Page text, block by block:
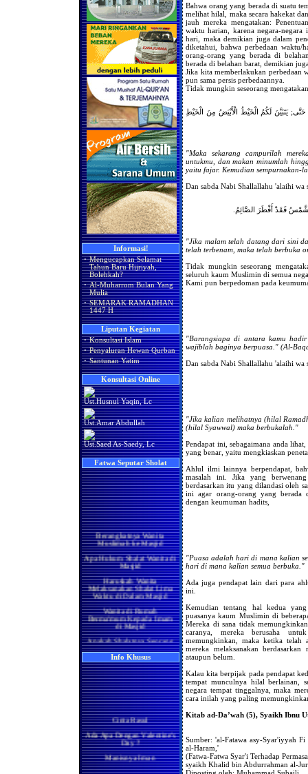
Informasi!
· Mengucapkan Selamat
Tahun Baru Hijriyah,
Bolehkah?
· Al-Muharrom Bulan Yang
Mulia
· SEMARAK RAMADHAN
1447 H
Liputan Kegiatan
· Konsultasi Islam
· Penyaluran Hewan Qurban
· Santunan Yatim
Konsultasi Online
Ust.Husnul Yaqin, Lc
Ust.Amar Abdullah
Ust.Saed As-Saedy, Lc
Fatwa Seputar Sholat
Berangkatnya Wanita
Muslimah ke Masjid
Apa Hukum Shalat Wanita di
Masjid
Haruskah Wanita
Melaksanakan Shalat Lima
Waktu di Dalam Masjid
Wanita di Rumah
Berma'mum Kepada Imam
di Masjid
Apakah Shalatnya Seorang
Wanita di rumah Lebih
Utama Ataukah di Masjidil
Haram
Manakah yang Lebih Utama
Bagi Wanita Pada Bulan
Ramadhan, Melaksanakan
Shalat di Masjidil Haram
atau di Rumah
Shalatnya Kaum Wanita
yang Sedang Umrah di
Bulan Ramadhan
Apakah Shalat Seseorang di
Masjidil Haram Bisa Batal
Ketika Ia Ikut Berjama'ah
Dengan Imam atau Shalat
Info Khusus
Cinta Rasul
Ada Apa Dengan Valentine's
Day ?
Manisnya Iman
Hukum Merayakan Hari
Bahwa orang yang berada di suatu
melihat hilal, maka secara hakekat
jauh mereka mengatakan:
waktu harian, karena negara-
hari, maka demikian juga dalam
diketahui, bahwa perbedaan
orang-orang yang berada di
berada di belahan barat, demikian
Jika kita memberlakukan perbedaan
pun sama persis perbedaannya.
Tidak mungkin seseorang
حَتَّى; يَتَبَيَّنَ لَكُمُ الْخَيْطُ الْأَبْيَضُ مِنَ الْخَيْطِ
"Maka sekarang campurilah
untukmu, dan makan minumlah
yaitu fajar. Kemudian sempurnakan-
Dan sabda Nabi Shallallahu 'alaihi wa
فَقَدْ أَفْطَرَ الصَّائِمُ.
"Jika malam telah datang dari sini
telah terbenam, maka telah berbuka
Tidak mungkin seseorang
seluruh kaum Muslimin di semua
Kami pun berpedoman pada
"Barangsiapa di antara kamu
wajiblah baginya berpuasa." (Al-
Dan sabda Nabi Shallallahu 'alaihi wa
"Jika kalian melihatnya (hilal
(hilal Syawwal) maka berbukalah."
Pendapat ini, sebagaimana anda
yang benar, yaitu mengkiaskan
Ahlul ilmi lainnya berpendapat,
masalah ini. Jika yang
berdasarkan itu yang dilandasi oleh
ini agar orang-orang yang berada
dengan keumuman hadits,
"Puasa adalah hari di mana kalian
hari di mana kalian semua berbuka."
Ada juga pendapat lain dari para
ini.
Kemudian tentang hal kedua
puasanya kaum Muslimin di
Mereka di sana tidak
caranya, mereka berusaha
memungkinkan, maka ketika telah
mereka melaksanakan
ataupun belum.
Kalau kita berpijak pada pendapat
tempat munculnya hilal berlainan,
negara tempat tinggalnya, maka
cara inilah yang paling
Kitab ad-Da’wah (5), Syaikh Ibnu
Sumber: 'al-Fatawa asy-Syar'iyyah
al-Haram,'
(Fatwa-Fatwa Syar'i Terhadap
syaikh Khalid bin Abdurrahman al-